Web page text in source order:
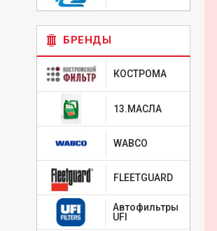
БРЕНДЫ
КОСТРОМА
13.МАСЛА
WABCO
FLEETGUARD
Автофильтры
UFI